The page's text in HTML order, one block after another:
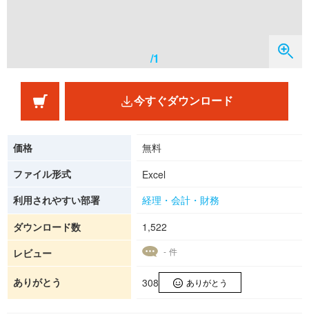
/1
今すぐダウンロード
価格
無料
ファイル形式
Excel
利用されやすい部署
経理・会計・財務
ダウンロード数
1,522
レビュー
- 件
ありがとう 308 ありがとう